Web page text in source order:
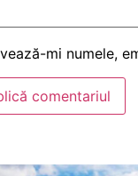
mi numele,